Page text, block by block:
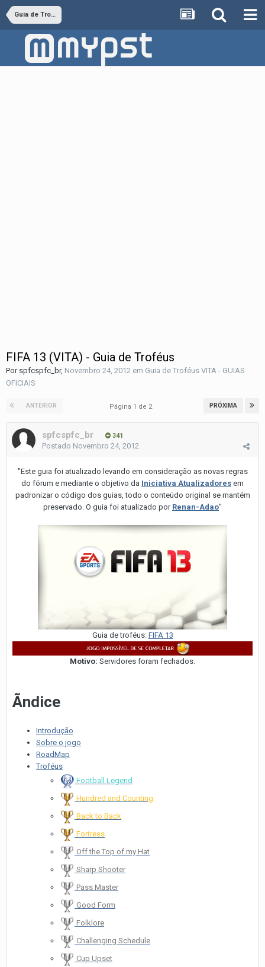
Guia de Troféus VITA - GUIAS OFICIAIS
FIFA 13 (VITA) - Guia de Troféus
Por spfcspfc_br, Novembro 24, 2012 em Guia de Troféus VITA - GUIAS
OFICIAIS
ANTERIOR PRÓXIMA
Página 1 de 2
spfcspfc_br 341
Postado Novembro 24, 2012
"Este guia foi atualizado levando em consideração as novas regras
do fórum e mediante o objetivo da Iniciativa Atualizadores em
padronizar o código dos guias, todo o conteúdo original se mantém
preservado. O guia foi atualizado por Renan-Adao"
Guia de troféus: FIFA 13
Motivo: Servidores foram fechados.
Ãndice
Introdução
Sobre o jogo
RoadMap
Troféus
Football Legend
Hundred and Counting
Back to Back
Fortress
Off the Top of my Hat
Sharp Shooter
Pass Master
Good Form
Folklore
Challenging Schedule
Cup Upset